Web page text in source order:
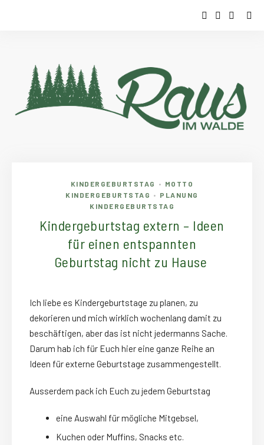
KINDERGEBURTSTAG •
MOTTO
KINDERGEBURTSTAG
•
PLANUNG
KINDERGEBURTSTAG
Kindergeburtstag extern – Ideen
für einen entspannten
Geburtstag nicht zu Hause
Ich liebe es Kindergeburtstage zu planen, zu
dekorieren und mich wirklich wochenlang damit zu
beschäftigen, aber das ist nicht jedermanns Sache.
Darum hab ich für Euch hier eine ganze Reihe an
Ideen für externe Geburtstage zusammengestellt.
Ausserdem pack ich Euch zu jedem Geburtstag
eine Auswahl für mögliche Mitgebsel,
Kuchen oder Muffins, Snacks etc.